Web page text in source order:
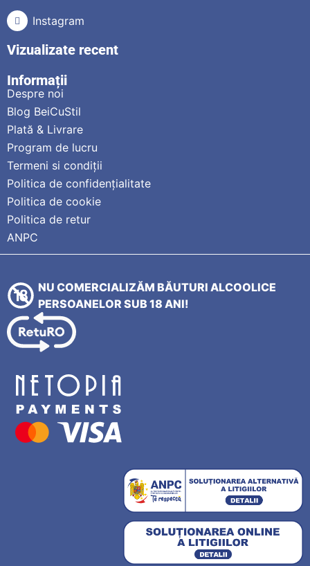
Instagram
Vizualizate recent
Informații
Despre noi
Blog BeiCuStil
Plată & Livrare
Program de lucru
Termeni si condiții
Politica de confidențialitate
Politica de cookie
Politica de retur
ANPC
NU COMERCIALIZĂM BĂUTURI ALCOOLICE
PERSOANELOR SUB 18 ANI!